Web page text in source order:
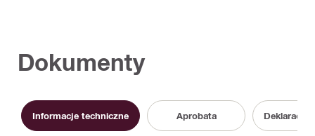
Dokumenty
Informacje techniczne Aprobata Deklaracja